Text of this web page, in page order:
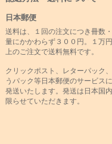
日本郵便
送料は、１回の注文につき冊数
量にかかわらず３００円。１万
上のご注文で送料無料です。
クリックポスト、レターパック
うパック等日本郵便のサービス
発送いたします。発送は日本国
限らせていただきます。